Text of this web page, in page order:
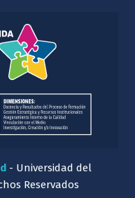
- Universidad del
Reservados